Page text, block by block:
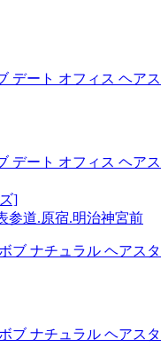
デート オフィス ヘアス
デート オフィス ヘアス
]
参道.原宿.明治神宮前
ブ ナチュラル ヘアスタ
ブ ナチュラル ヘアスタ